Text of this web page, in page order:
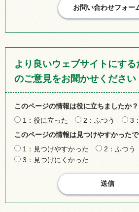
より良いウェブサイトにする
のご意見をお聞かせください
このページの情報は役に立ちましたか？
1：役に立った
2：ふつう
3
このページの情報は見つけやすかったで
1：見つけやすかった
2：ふつう
3：見つけにくかった